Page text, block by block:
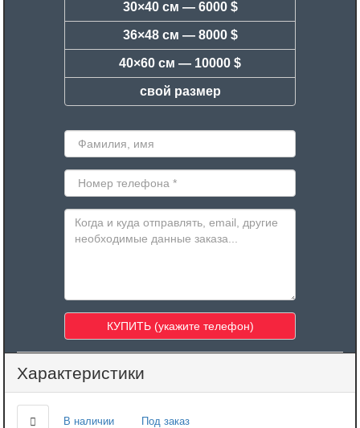
30×40 см — 6000 $
36×48 см — 8000 $
40×60 см — 10000 $
свой размер
Характеристики
В наличии Под заказ